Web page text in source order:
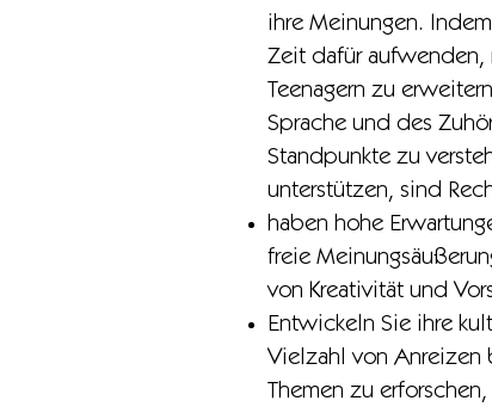
ihre Meinungen.
Zeit dafür aufwenden,
Teenagern zu
Sprache und des
Standpunkte zu
unterstützen, sind
haben hohe
freie
von Kreativität und
Entwickeln Sie ihre
Vielzahl von Anreizen
Themen zu